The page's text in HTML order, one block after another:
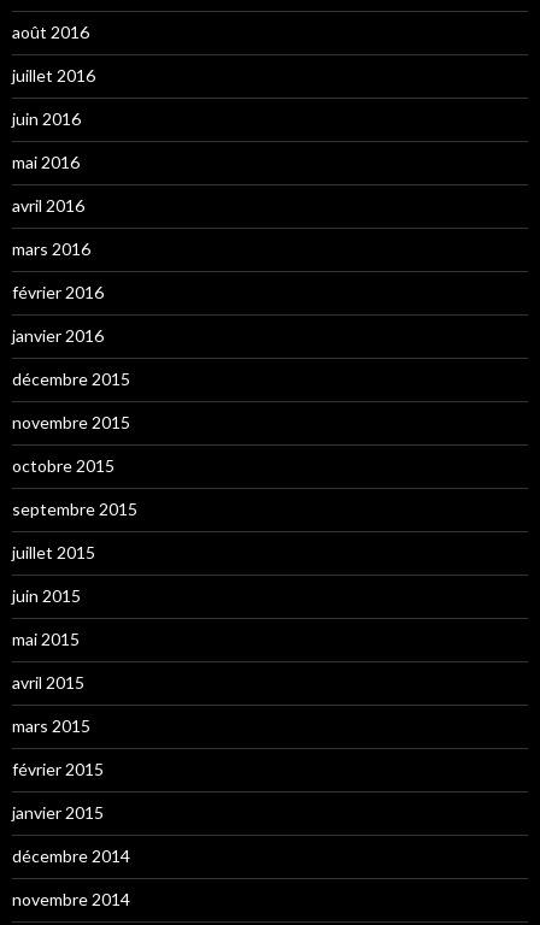
août 2016
juillet 2016
juin 2016
mai 2016
avril 2016
mars 2016
février 2016
janvier 2016
décembre 2015
novembre 2015
octobre 2015
septembre 2015
juillet 2015
juin 2015
mai 2015
avril 2015
mars 2015
février 2015
janvier 2015
décembre 2014
novembre 2014